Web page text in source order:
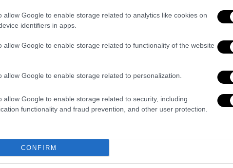
allow Google to enable storage related to analytics like cookies on
identifiers in apps.
allow Google to enable storage related to functionality of the website
allow Google to enable storage related to personalization.
allow Google to enable storage related to security, including
functionality and fraud prevention, and other user protection.
CONFIRM
μελέτη λέει πως ναι
ερευνών για τα περιβαλλοντικά
ζωοτροφές των βοοειδών
Ελλάδα|18.01.2021 15:50
«σώζει» τον πλανήτη
Περίπου 40.000 τόνοι υπολειμμάτων